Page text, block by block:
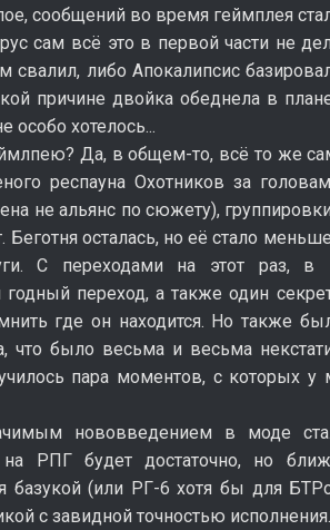
сообщений во время геймплея
сам всё это в первой части не
свалил, либо Апокалипсис
причине двойка обеднела в
особо хотелось...
Да, в общем-то, всё то же
респауна Охотников за
не альянс по сюжету),
Беготня осталась, но её стало
С переходами на этот раз, в
годный переход, а также один
где он находится. Но также
что было весьма и весьма
пара моментов, с которых у
нововведением в моде
на РПГ будет достаточно, но
базукой (или РГ-6 хотя бы для
с завидной точностью